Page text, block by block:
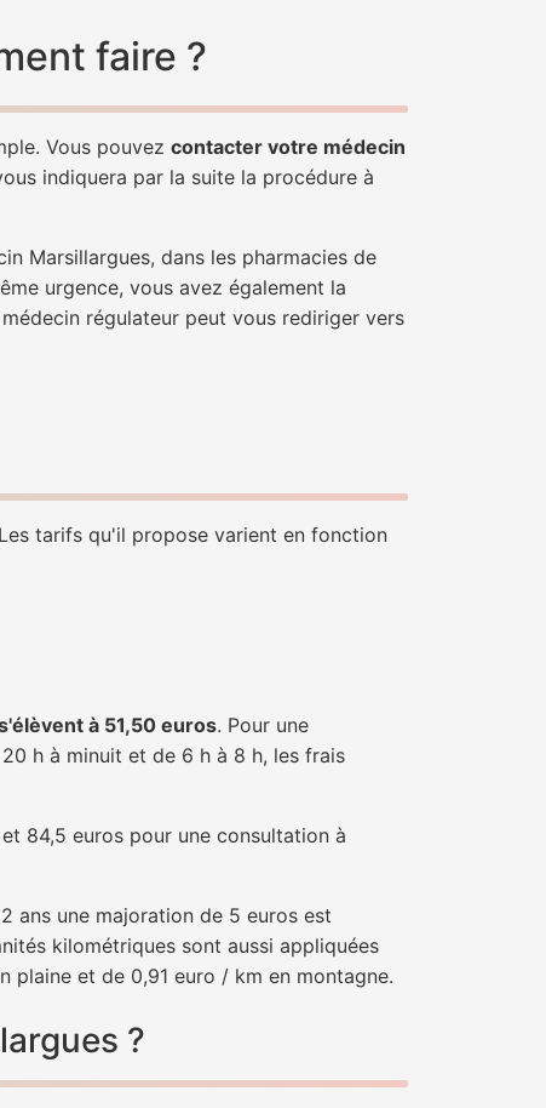
faire ?
Vous pouvez contacter votre médecin
indiquera par la suite la procédure à
Marsillargues, dans les pharmacies de
urgence, vous avez également la
régulateur peut vous rediriger vers
tarifs qu'il propose varient en fonction
à 51,50 euros. Pour une
h à minuit et de 6 h à 8 h, les frais
84,5 euros pour une consultation à
ans une majoration de 5 euros est
kilométriques sont aussi appliquées
plaine et de 0,91 euro / km en montagne.
?